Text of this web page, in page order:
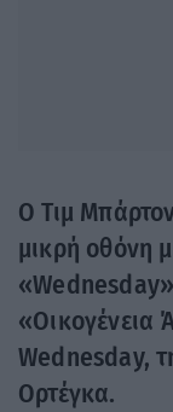
Ο Τιμ
μικρή οθόνη
«Οικογένεια
Wednesday,
Ορτέγκα.